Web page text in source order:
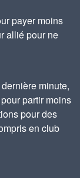
payer moins
allié pour ne
minute,
partir moins
pour des
en club